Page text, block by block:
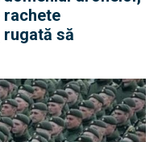
rachete
să